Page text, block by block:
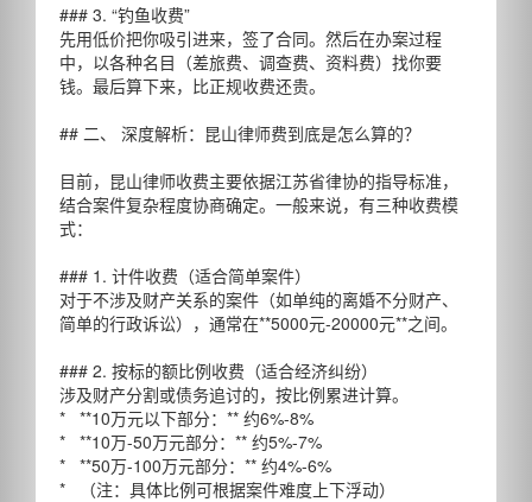
### 3. “钓鱼收费”
先用低价把你吸引进来，签了合同。然后在办案过程
中，以各种名目（差旅费、调查费、资料费）找你要
钱。最后算下来，比正规收费还贵。
## 二、 深度解析：昆山律师费到底是怎么算的？
目前，昆山律师收费主要依据江苏省律协的指导标准，
结合案件复杂程度协商确定。一般来说，有三种收费模
式：
### 1. 计件收费（适合简单案件）
对于不涉及财产关系的案件（如单纯的离婚不分财产、
简单的行政诉讼），通常在**5000元-20000元**之间。
### 2. 按标的额比例收费（适合经济纠纷）
涉及财产分割或债务追讨的，按比例累进计算。
* **10万元以下部分：** 约6%-8%
* **10万-50万元部分：** 约5%-7%
* **50万-100万元部分：** 约4%-6%
* （注：具体比例可根据案件难度上下浮动）